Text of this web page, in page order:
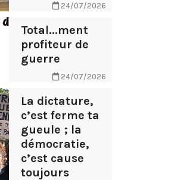
24/07/2026
Total...ment
profiteur de
guerre
24/07/2026
La dictature,
c’est ferme ta
gueule ; la
démocratie,
c’est cause
toujours